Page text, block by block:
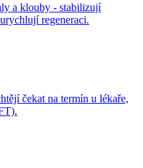
a klouby - stabilizují
regeneraci.
čekat na termín u lékaře,